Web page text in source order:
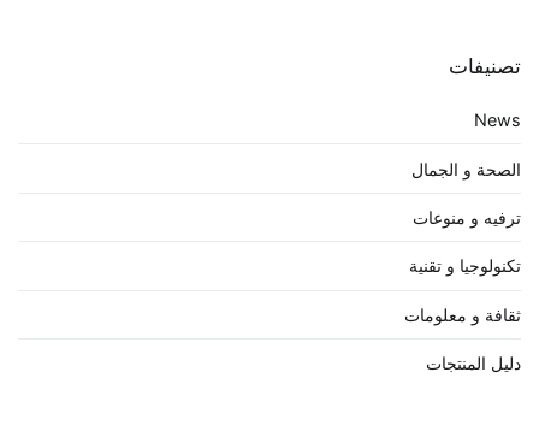
تصنيفات
News
الصحة و الجمال
ترفيه و منوعات
تكنولوجيا و تقنية
ثقافة و معلومات
دليل المنتجات